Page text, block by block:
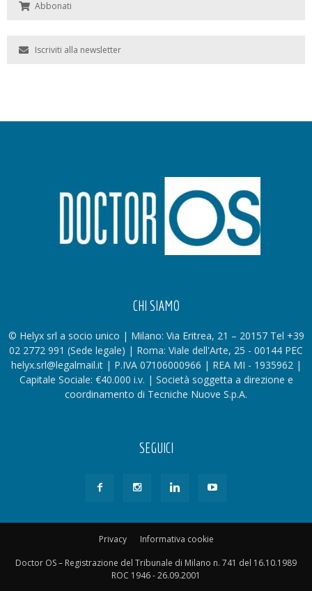
Abbonati
Iscriviti alla newsletter
CHI SIAMO
© Helyx srl a socio unico | Milano: Via Eritrea, 21 – 20157 Tel +39
02 2772 991 (Sede legale) | Roma: Viale dell'Arte, 25 - 00144 PEC
helyx.srl@legalmail.it | P.IVA 07106000966 | REA MI - 1935962 |
Capitale Sociale: €40.000 i.v. | Società soggetta a direzione e
coordinamento di Tecniche Nuove S.p.A.
SEGUICI
Privacy
Informativa cookie
Doctor OS – Registrazione del Tribunale di Milano n. 741 del 16.10.1989
ROC 1946 - 26.09.2001